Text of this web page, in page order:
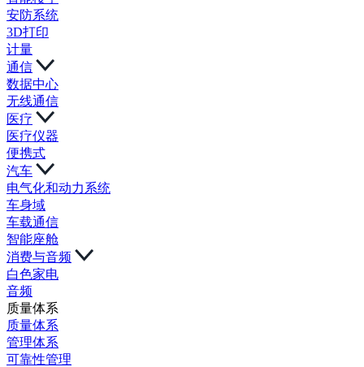
安防系统
3D打印
计量
通信
数据中心
无线通信
医疗
医疗仪器
便携式
汽车
电气化和动力系统
车身域
车载通信
智能座舱
消费与音频
白色家电
音频
质量体系
质量体系
管理体系
可靠性管理